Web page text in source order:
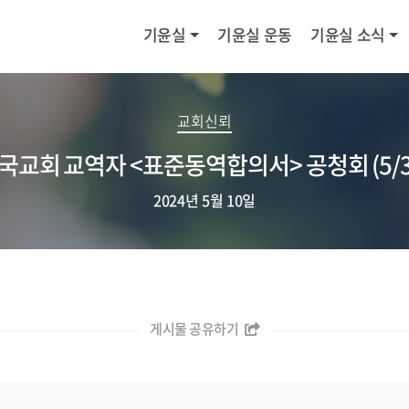
기윤실 기윤실 운동 기윤실 소식
교회신뢰
교회 교역자 <표준동역합의서> 공청회
2024년 5월 10일
게시물 공유하기